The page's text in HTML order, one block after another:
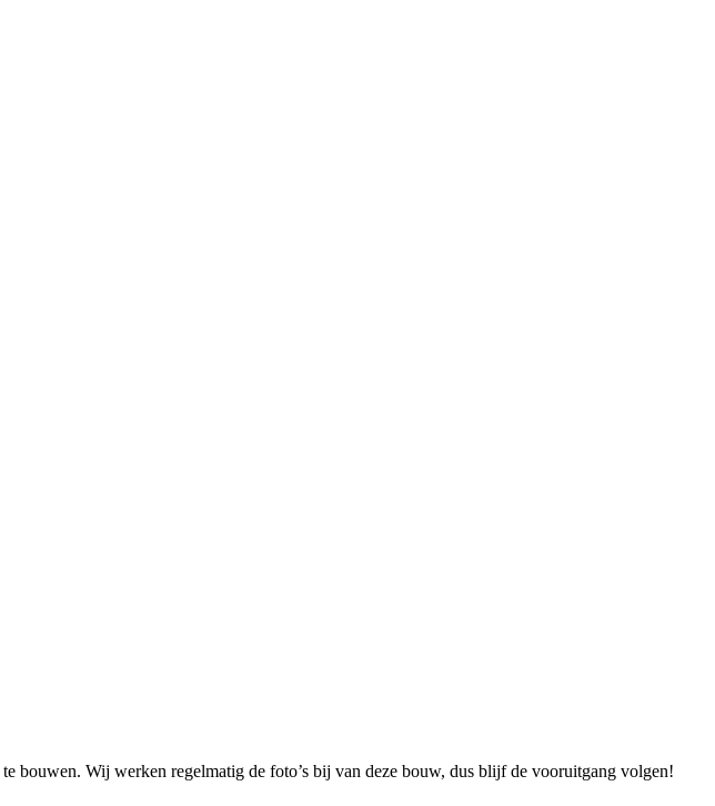
bouwen. Wij werken regelmatig de foto’s bij van deze bouw, dus blijf de vooruitgang volgen!